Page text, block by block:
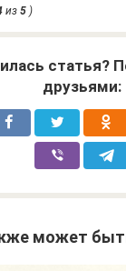
из 5 )
статья?
друзьями:
может